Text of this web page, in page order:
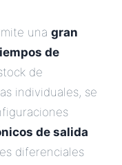
una gran
de
de
individuales, se
de salida
diferenciales